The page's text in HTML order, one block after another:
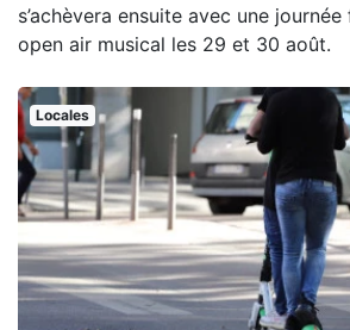
s’achèvera ensuite avec une
open air musical les 29 et 30 août.
Locales